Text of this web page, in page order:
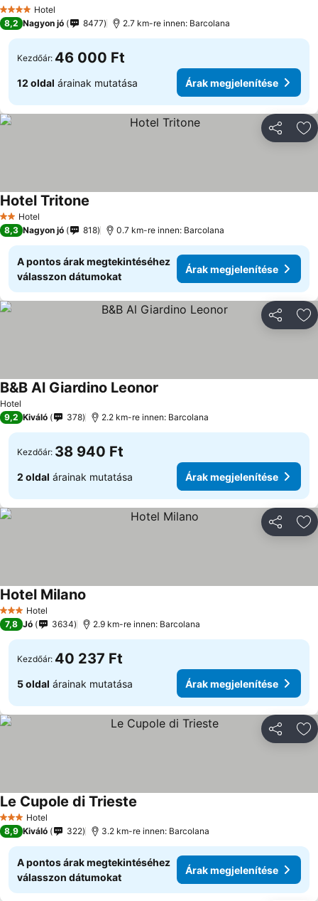
4 KategóriaHotel
8,2 Nagyon jó 8477 2.7 km-re innen: Barcolana
Kezdőár: 46 000 Ft
12 oldal árainak mutatása Árak megjelenítése
2 Kategória
Hotel
Hotel Tritone
8,3 Nagyon jó 818 0.7 km-re innen: Barcolana
A pontos árak megtekintéséhez
válasszon dátumokat
Árak megjelenítése
Hotel
B&B Al Giardino Leonor
9,2 Kiváló 378 2.2 km-re innen: Barcolana
Kezdőár: 38 940 Ft
2 oldal árainak mutatása Árak megjelenítése
3 Kategória
Hotel
Hotel Milano
7,8 Jó 3634 2.9 km-re innen: Barcolana
Kezdőár: 40 237 Ft
5 oldal árainak mutatása Árak megjelenítése
3 Kategória
Hotel
Le Cupole di Trieste
8,9 Kiváló 322 3.2 km-re innen: Barcolana
A pontos árak megtekintéséhez
válasszon dátumokat
Árak megjelenítése